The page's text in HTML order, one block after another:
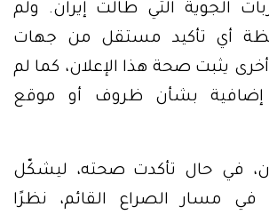
الجوية التي طالت إيران. ولم
أي تأكيد مستقل من جهات
يثبت صحة هذا الإعلان، كما لم
إضافية بشأن ظروف أو موقع
في حال تأكدت صحته، ليشكّل
في مسار الصراع القائم، نظرًا